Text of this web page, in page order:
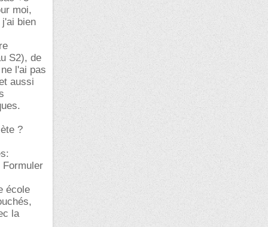
moi,
bien
S2), de
l'ai pas
aussi
?
Formuler
école
la